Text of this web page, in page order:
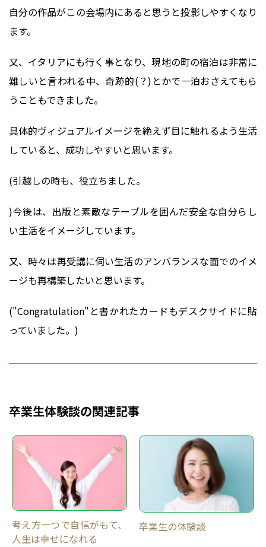
自分の作品がこの会場内にあると思うと投影しやすくなり
ます。
又、イタリアにも行く事となり、現地の町の宿泊は非常に
難しいと言われる中、奇跡的(？)とかで一泊おさえてもら
うこともできました。
具体的ヴィジュアルイメージを絶えず目に触れるよう生活
していると、成功しやすいと思います。
(引越しの時も、役立ちました。
)今後は、出版と素敵なテーブルを囲んだ安全な自分らし
い生活をイメージしています。
又、時々は再受講に伺い生活のアンバランスな面でのイメ
ージも再構築したいと思います。
("Congratulation"と書かれたカードもデスクサイドに貼
っていました。)
卒業生体験談の関連記事
考え方一つで自信がもて、
人生は幸せになれる
卒業生の体験談